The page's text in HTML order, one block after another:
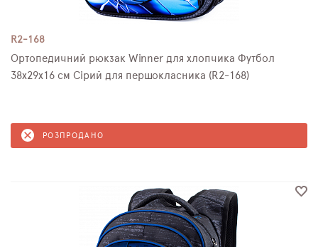
R2-168
Ортопедичний рюкзак Winner для хлопчика Футбол
38х29х16 см Сірий для першокласника (R2-168)
РОЗПРОДАНО